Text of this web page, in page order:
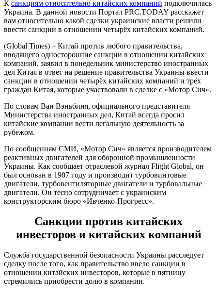
К санкциям относительно китайских компаний подключилась
Украина. В данной новости Портал PRC.TODAY расскажет
вам относительно какой сделки украинские власти решили
ввести санкции в отношении четырёх китайских компаний.
(Global Times) – Китай против любого правительства,
вводящего односторонние санкции в отношении китайских
компаний, заявил в понедельник министерство иностранных
дел Китая в ответ на решение правительства Украины ввести
санкции в отношении четырёх китайских компаний и трёх
граждан Китая, которые участвовали в сделке с «Мотор Сич».
По словам Ван Вэньбиня, официального представителя
Министерства иностранных дел, Китай всегда просил
китайские компании вести легальную деятельность за
рубежом.
По сообщениям СМИ, «Мотор Сич» является производителем
реактивных двигателей для оборонной промышленности
Украины. Как сообщает отраслевой журнал Flight Global, он
был основан в 1907 году и производит турбовинтовые
двигатели, турбовентиляторные двигатели и турбовальные
двигатели. Он тесно сотрудничает с украинским
конструкторским бюро «Ивченко-Прогресс».
Санкции против китайских
инвесторов и китайских компаний
Служба государственной безопасности Украины расследует
сделку после того, как правительство ввело санкции в
отношении китайских инвесторов, которые в пятницу
стремились приобрести долю в компании.